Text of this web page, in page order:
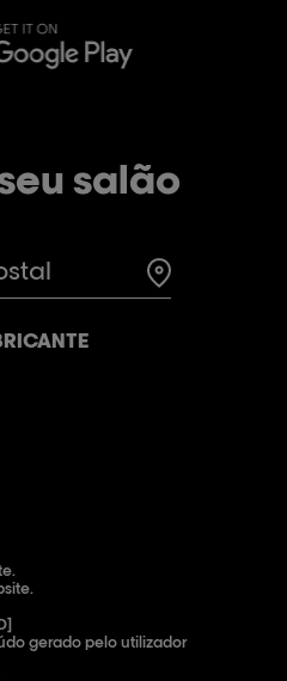
salão
Test
gerado pelo utilizador